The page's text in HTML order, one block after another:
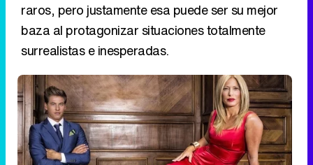
raros, pero justamente esa puede ser su mejor
baza al protagonizar situaciones totalmente
surrealistas e inesperadas.